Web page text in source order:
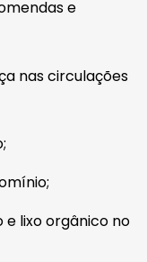
e
nas circulações
lixo orgânico no